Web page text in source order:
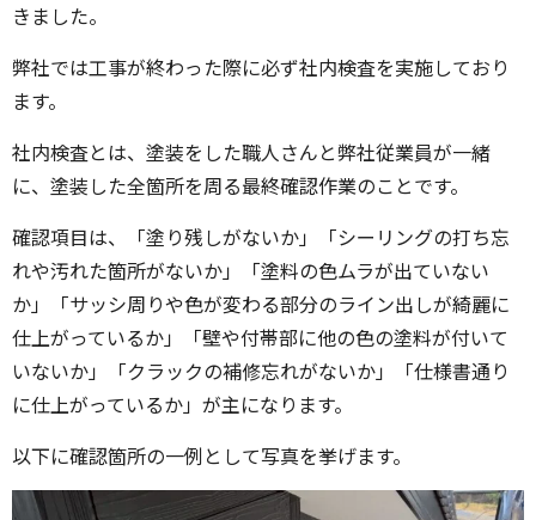
きました。
弊社では工事が終わった際に必ず社内検査を実施しており
ます。
社内検査とは、塗装をした職人さんと弊社従業員が一緒
に、塗装した全箇所を周る最終確認作業のことです。
確認項目は、「塗り残しがないか」「シーリングの打ち忘
れや汚れた箇所がないか」「塗料の色ムラが出ていない
か」「サッシ周りや色が変わる部分のライン出しが綺麗に
仕上がっているか」「壁や付帯部に他の色の塗料が付いて
いないか」「クラックの補修忘れがないか」「仕様書通り
に仕上がっているか」が主になります。
以下に確認箇所の一例として写真を挙げます。